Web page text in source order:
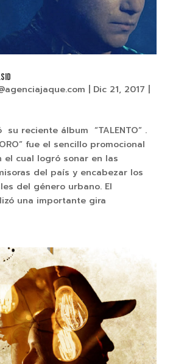
Dic 21, 2017
su reciente álbum “TALENTO” .
fue el sencillo promocional
el cual logró sonar en las
del país y encabezar los
del género urbano. El
una importante gira